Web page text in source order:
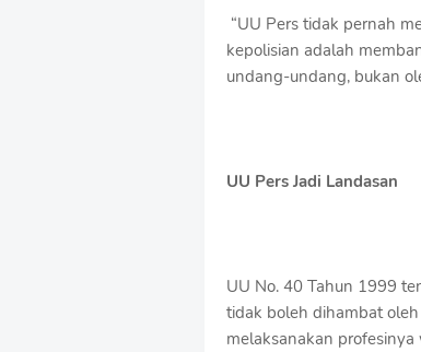
“UU Pers tidak pernah
kepolisian adalah
undang-undang, bukan
UU Pers Jadi Landasan
UU No. 40 Tahun 1999
tidak boleh dihambat
melaksanakan